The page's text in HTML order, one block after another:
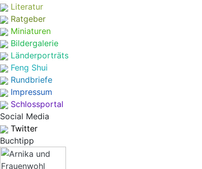
Literatur
Ratgeber
Miniaturen
Bildergalerie
Länderporträts
Feng Shui
Rundbriefe
Impressum
Schlossportal
Social Media
Twitter
Buchtipp